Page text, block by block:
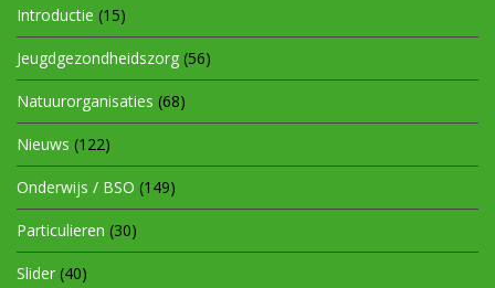
Introductie (15)
Jeugdgezondheidszorg (56)
Natuurorganisaties (68)
Nieuws (122)
Onderwijs / BSO (149)
Particulieren (30)
Slider (40)